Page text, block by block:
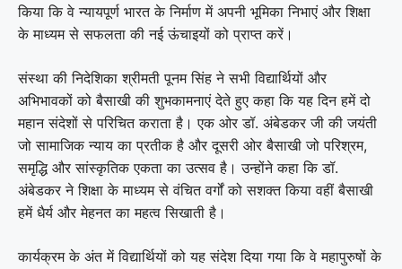
किया कि वे न्यायपूर्ण भारत के निर्माण में अपनी भूमिका निभाएं और शिक्षा
के माध्यम से सफलता की नई ऊंचाइयों को प्राप्त करें।
संस्था की निदेशिका श्रीमती पूनम सिंह ने सभी विद्यार्थियों और
अभिभावकों को बैसाखी की शुभकामनाएं देते हुए कहा कि यह दिन हमें दो
महान संदेशों से परिचित कराता है। एक ओर डॉ. अंबेडकर जी की जयंती
जो सामाजिक न्याय का प्रतीक है और दूसरी ओर बैसाखी जो परिश्रम,
समृद्धि और सांस्कृतिक एकता का उत्सव है। उन्होंने कहा कि डॉ.
अंबेडकर ने शिक्षा के माध्यम से वंचित वर्गों को सशक्त किया वहीं बैसाखी
हमें धैर्य और मेहनत का महत्व सिखाती है।
कार्यक्रम के अंत में विद्यार्थियों को यह संदेश दिया गया कि वे महापुरुषों के